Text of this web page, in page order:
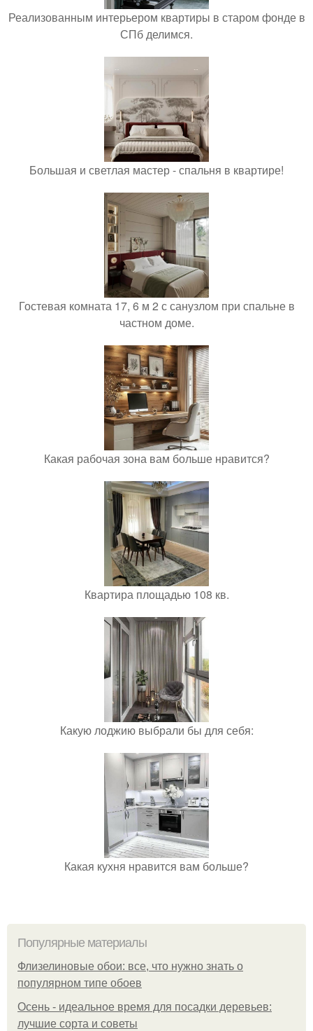
Реализованным интерьером квартиры в старом фонде в
СПб делимся.
Большая и светлая мастер - спальня в квартире!
Гостевая комната 17, 6 м 2 с санузлом при спальне в
частном доме.
Какая рабочая зона вам больше нравится?
Квартира площадью 108 кв.
Какую лоджию выбрали бы для себя:
Какая кухня нравится вам больше?
Популярные материалы
Флизелиновые обои: все, что нужно знать о
популярном типе обоев
Осень - идеальное время для посадки деревьев:
лучшие сорта и советы